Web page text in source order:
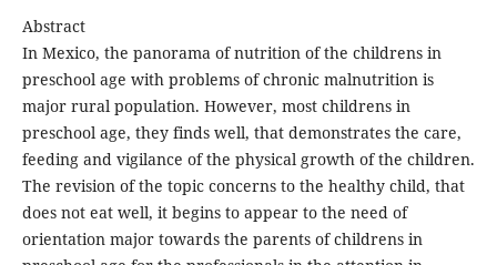
Abstract
In Mexico, the panorama of nutrition of the childrens in
preschool age with problems of chronic malnutrition is
major rural population. However, most childrens in
preschool age, they finds well, that demonstrates the care,
feeding and vigilance of the physical growth of the children.
The revision of the topic concerns to the healthy child, that
does not eat well, it begins to appear to the need of
orientation major towards the parents of childrens in